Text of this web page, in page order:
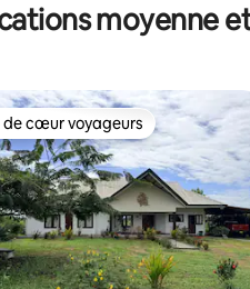
moyenne
de cœur voyageurs
de cœur voyageurs